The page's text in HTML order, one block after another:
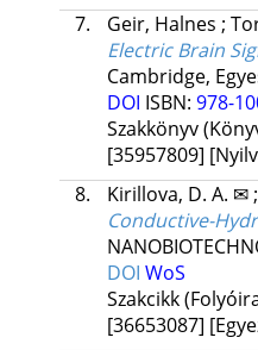
7.
Geir, Halnes ;
Electric Brain
Cambridge,
DOI ISBN: 978-
Szakkönyv
[35957809]
8.
Kirillova, D. A. ✉;
Conductive-
DOI WoS
Szakcikk
[36653087]